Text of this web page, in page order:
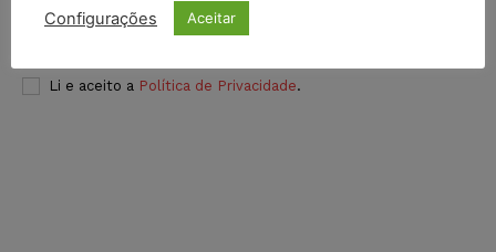
INSCREVER
Li e aceito a Política de Privacidade.
Configurações Aceitar